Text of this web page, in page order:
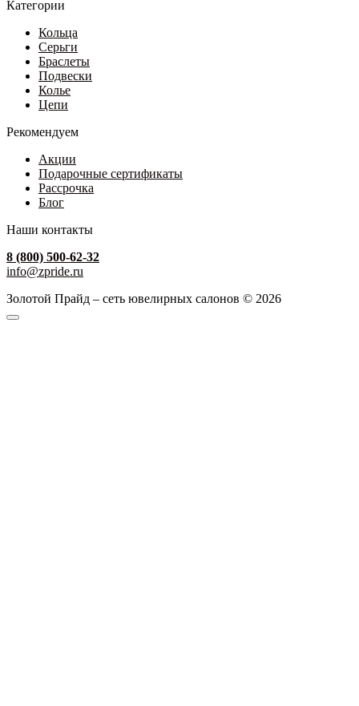
Категории
Кольца
Серьги
Браслеты
Подвески
Колье
Цепи
Рекомендуем
Акции
Подарочные сертификаты
Рассрочка
Блог
Наши контакты
8 (800) 500-62-32
info@zpride.ru
Золотой Прайд – сеть ювелирных салонов © 2026